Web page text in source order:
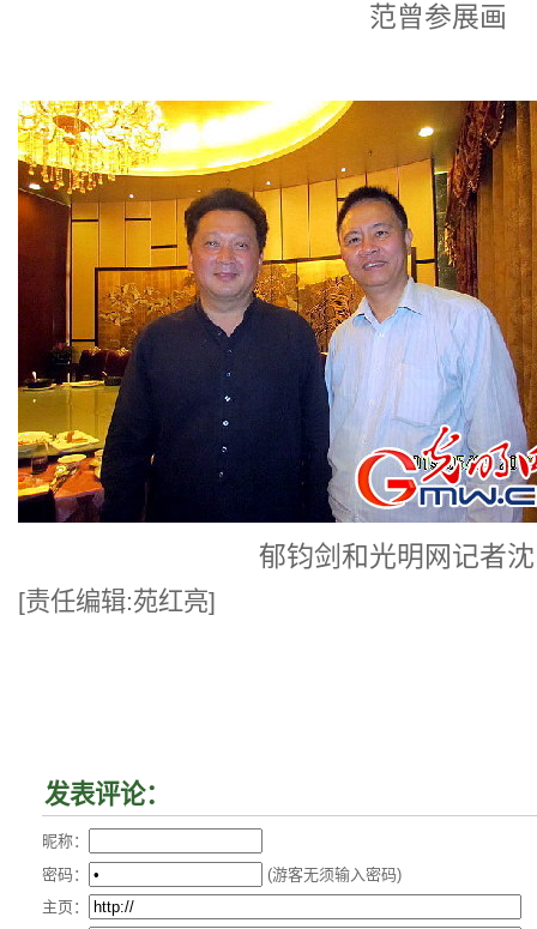
范曾参展画
郁钧剑和光明网记者沈
[责任编辑:苑红亮]
发表评论：
昵称：
密码：
(游客无须输入密码)
主页：